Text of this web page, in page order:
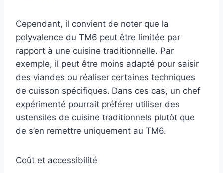
Cependant, il convient de noter que la
polyvalence du TM6 peut être limitée par
rapport à une cuisine traditionnelle. Par
exemple, il peut être moins adapté pour saisir
des viandes ou réaliser certaines techniques
de cuisson spécifiques. Dans ces cas, un chef
expérimenté pourrait préférer utiliser des
ustensiles de cuisine traditionnels plutôt que
de s’en remettre uniquement au TM6.
Coût et accessibilité